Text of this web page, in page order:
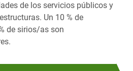
de los servicios públicos y
Un 10 % de
de sirios/as son